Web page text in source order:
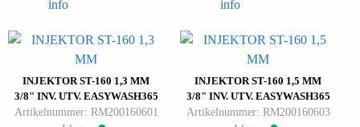
INJEKTOR ST-160 1,3 MM
3/8" INV. UTV. EASYWASH365
Artikelnummer: RM200160601
INJEKTOR ST-160 1,5 MM
3/8" INV. UTV. EASYWASH365
Artikelnummer: RM200160603